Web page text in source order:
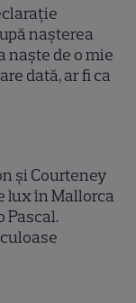
nașterea
naște de o mie
dată, ar fi ca
și Courteney
lux în Mallorca
Pascal.